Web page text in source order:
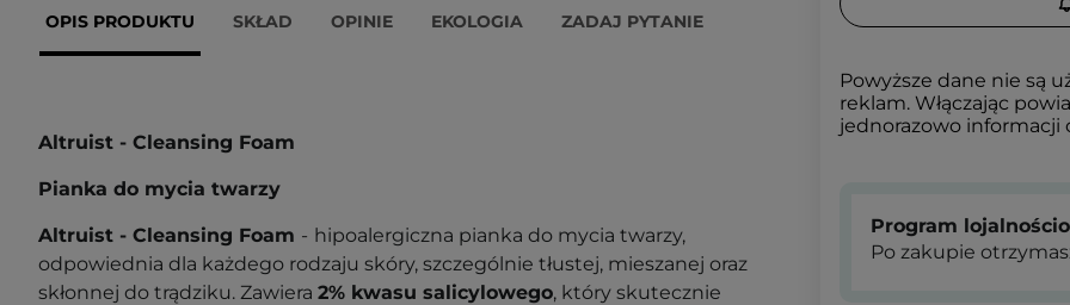
OPIS PRODUKTU SKŁAD OPINIE EKOLOGIA ZADAJ PYTANIE
Altruist - Cleansing Foam
Pianka do mycia twarzy
Altruist - Cleansing Foam - hipoalergiczna pianka do mycia twarzy,
odpowiednia dla każdego rodzaju skóry, szczególnie tłustej, mieszanej oraz
skłonnej do trądziku. Zawiera 2% kwasu salicylowego, który skutecznie
Powyższe dane nie są
reklam. Włączając
jednorazowo
Program
Po zakupie